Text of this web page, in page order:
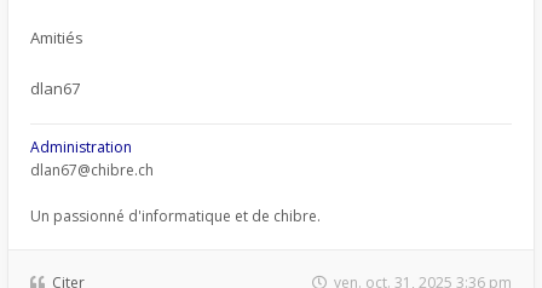
Amitiés
dlan67
Administration
dlan67@chibre.ch
Un passionné d'informatique et de chibre.
Citer ven. oct. 31, 2025 3:36 pm